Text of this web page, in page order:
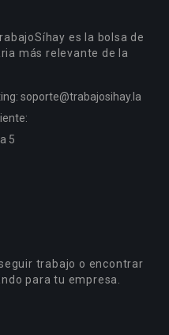
es la bolsa de
más relevante de la
soporte@trabajosihay.la
5
trabajo o encontrar
para tu empresa.